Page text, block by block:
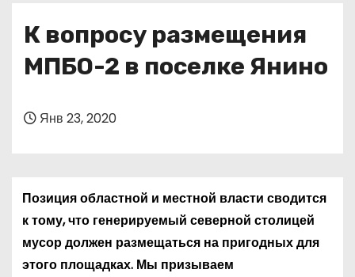
К вопросу размещения
МПБО-2 в поселке Янино
Янв 23, 2020
Позиция областной и местной власти сводится
к тому, что генерируемый северной столицей
мусор должен размещаться на пригодных для
этого площадках. Мы призываем